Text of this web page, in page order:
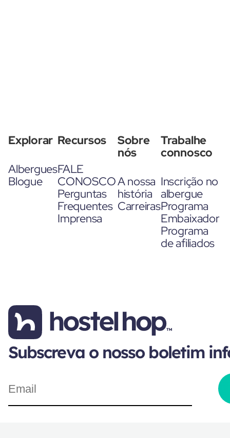
Explorar
Albergues
Blogue
Recursos
FALE
CONOSCO
Perguntas
Frequentes
Imprensa
Sobre
nós
A nossa
história
Carreiras
Trabalhe
connosco
Inscrição no
albergue
Programa
Embaixador
Programa
de afiliados
Subscreva o nosso boletim